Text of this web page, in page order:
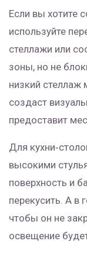
Если вы хотите
используйте
стеллажи или
зоны, но не
низкий стеллаж
создаст
предоставит
Для
высокими
поверхность и
перекусить. А в
чтобы он не
освещение